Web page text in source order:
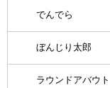
でんでら
ぼんじり太郎
ラウンドアバウト